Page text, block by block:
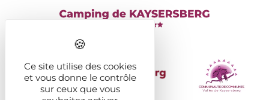
Ce site utilise des cookies
et vous donne le contrôle
sur ceux que vous